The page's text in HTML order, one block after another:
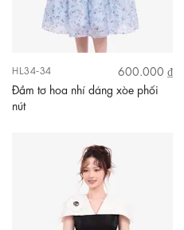
HL34-34
600.000 ₫
Đầm tơ hoa nhí dáng xòe phối
nút